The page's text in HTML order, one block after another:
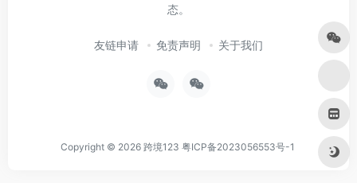
态。
友链申请 免责声明 关于我们
Copyright © 2026 跨境123 粤ICP备2023056553号-1